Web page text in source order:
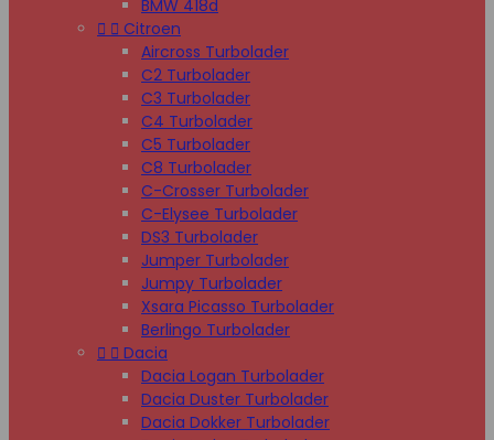
BMW 418d
  Citroen
Aircross Turbolader
C2 Turbolader
C3 Turbolader
C4 Turbolader
C5 Turbolader
C8 Turbolader
C-Crosser Turbolader
C-Elysee Turbolader
DS3 Turbolader
Jumper Turbolader
Jumpy Turbolader
Xsara Picasso Turbolader
Berlingo Turbolader
  Dacia
Dacia Logan Turbolader
Dacia Duster Turbolader
Dacia Dokker Turbolader